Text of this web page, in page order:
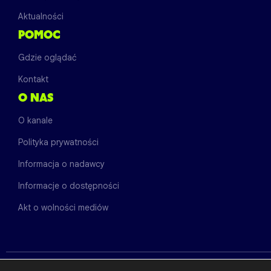
Aktualności
POMOC
Gdzie oglądać
Kontakt
O NAS
O kanale
Polityka prywatności
Informacja o nadawcy
Informacje o dostępności
Akt o wolności mediów